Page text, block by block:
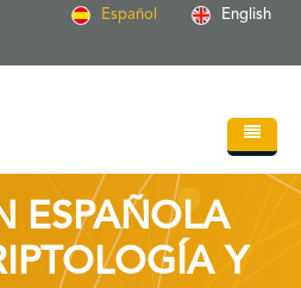
Español English
ESPAÑOLA
Y